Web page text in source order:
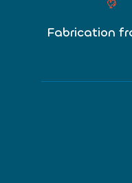
Fabrication